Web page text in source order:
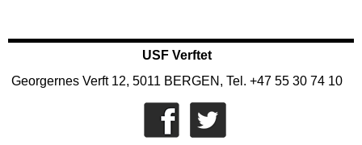
USF Verftet
Georgernes Verft 12, 5011 BERGEN, Tel. +47 55 30 74 10